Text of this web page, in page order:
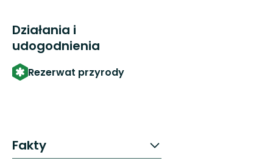
Działania i
udogodnienia
Rezerwat przyrody
Fakty